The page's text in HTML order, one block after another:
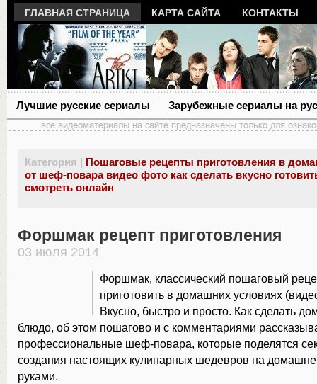
ГЛАВНАЯ СТРАНИЦА КАРТА САЙТА КОНТАКТЫ
Лучшие русские сериалы Зарубежные сериалы на
Категория | Пошаговые рецепты приготовления в
от шеф-повара видео фото как сделать вкусно
смотреть онлайн
Форшмак рецепт приготовления
03 июля 2014
Форшмак, классический пошаговый
приготовить в домашних условиях
Вкусно, быстро и просто. Как сделать
блюдо, об этом пошагово и с комментариями
профессиональные шеф-повара, которые поделятся
создания настоящих кулинарных шедевров на
руками.